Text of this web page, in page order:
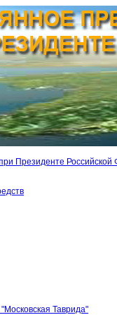
Президенте Российской
Таврида"